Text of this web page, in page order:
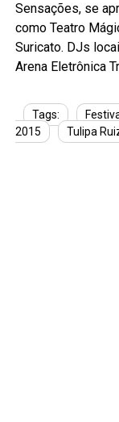
Sensações, se
como Teatro
Suricato. DJs
Arena Eletrônica
Tags:
2015
Tulipa